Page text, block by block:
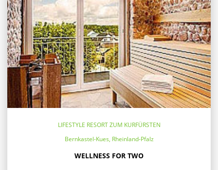
LIFESTYLE RESORT ZUM KURFÜRSTEN
Bernkastel-Kues, Rheinland-Pfalz
WELLNESS FOR TWO